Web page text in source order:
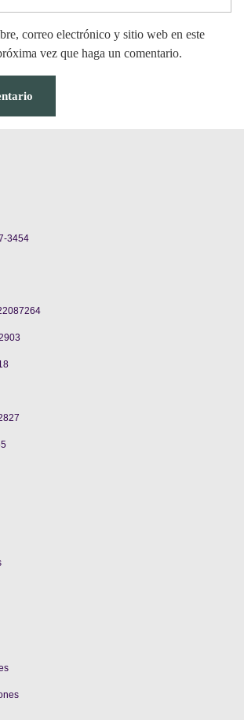
correo electrónico y sitio web en este
vez que haga un comentario.
3454